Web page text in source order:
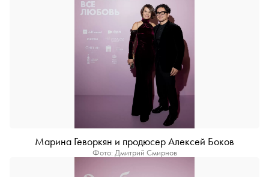
Марина Геворкян и продюсер Алексей Боков
Фото: Дмитрий Смирнов